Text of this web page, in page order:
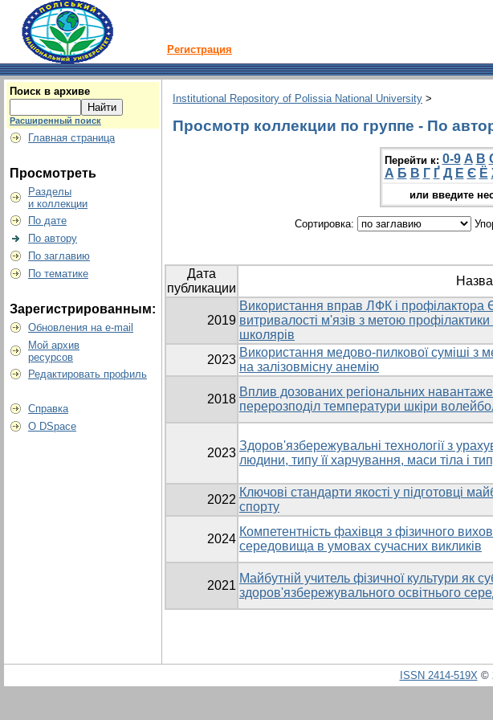
Регистрация
Поиск в архиве
Расширенный поиск
Главная страница
Просмотреть
Разделы
и коллекции
По дате
По автору
По заглавию
По тематике
Зарегистрированным:
Обновления на e-mail
Мой архив
ресурсов
Редактировать профиль
Справка
О DSpace
Institutional Repository of Polissia National University >
Просмотр коллекции по группе - По
Перейти к: 0-9 A B
А Б В Г Ґ Д Е Є Ё
или введите
Сортировка:
Дата
публикации
2019
Використання вправ ЛФК і профілактора
витривалості м'язів з метою
школярів
2023
Використання медово-пилкової суміші з
на залізовмісну анемію
2018
Вплив дозованих регіональних
перерозподіл температури шкіри
2023
Здоров'язбережувальні технології з
людини, типу її харчування, маси тіла і
2022
Ключові стандарти якості у підготовці
спорту
2024
Компетентність фахівця з фізичного
середовища в умовах сучасних викликів
2021
Майбутній учитель фізичної культури як
здоров'язбережувального освітнього
ISSN 2414-519X©